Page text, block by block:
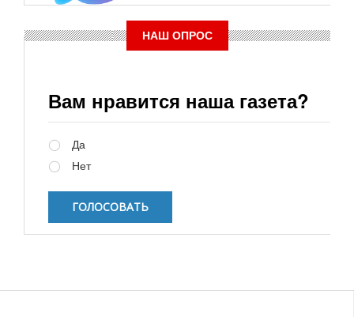
НАШ ОПРОС
Вам нравится наша газета?
Да
Нет